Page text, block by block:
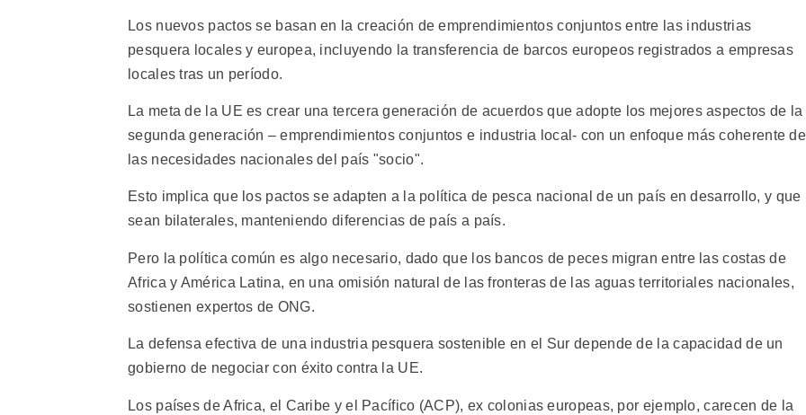
Los nuevos pactos se basan en la creación de emprendimientos conjuntos entre las industrias
pesquera locales y europea, incluyendo la transferencia de barcos europeos registrados a empresas
locales tras un período.
La meta de la UE es crear una tercera generación de acuerdos que adopte los mejores aspectos de la
segunda generación – emprendimientos conjuntos e industria local- con un enfoque más coherente de
las necesidades nacionales del país "socio".
Esto implica que los pactos se adapten a la política de pesca nacional de un país en desarrollo, y que
sean bilaterales, manteniendo diferencias de país a país.
Pero la política común es algo necesario, dado que los bancos de peces migran entre las costas de
Africa y América Latina, en una omisión natural de las fronteras de las aguas territoriales nacionales,
sostienen expertos de ONG.
La defensa efectiva de una industria pesquera sostenible en el Sur depende de la capacidad de un
gobierno de negociar con éxito contra la UE.
Los países de Africa, el Caribe y el Pacífico (ACP), ex colonias europeas, por ejemplo, carecen de la